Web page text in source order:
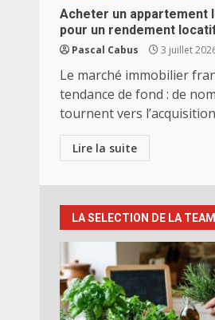
Acheter un appartement
pour un rendement
Pascal Cabus 3 juillet
Le marché immobilier
tendance de fond : de
tournent vers
Lire la suite
LA SELECTION DE LA TEAM